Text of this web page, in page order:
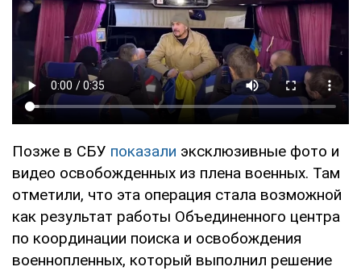
Позже в СБУ показали эксклюзивные фото и
видео освобожденных из плена военных. Там
отметили, что эта операция стала возможной
как результат работы Объединенного центра
по координации поиска и освобождения
военнопленных, который выполнил решение